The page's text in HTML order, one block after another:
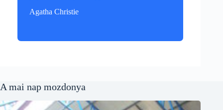
Agatha Christie
A mai nap mozdonya